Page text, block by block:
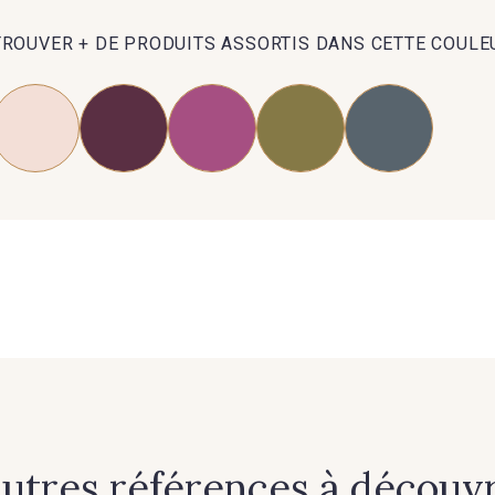
+ DE PRODUITS ASSORTIS DANS CETTE